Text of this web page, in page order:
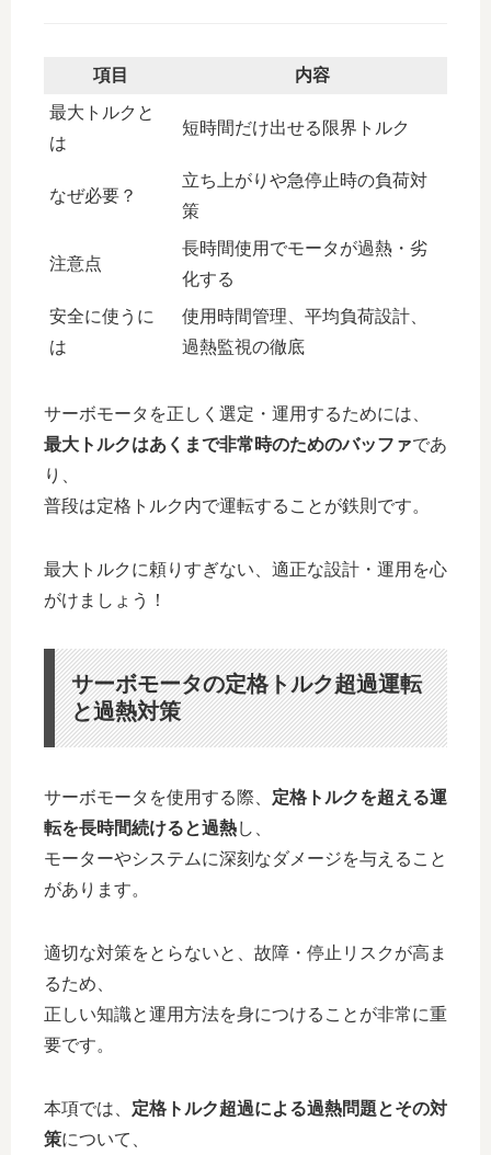
項目
内容
最大トルクと
は
短時間だけ出せる限界トルク
なぜ必要？
立ち上がりや急停止時の負荷対
策
注意点
長時間使用でモータが過熱・劣
化する
安全に使うに
は
使用時間管理、平均負荷設計、
過熱監視の徹底
サーボモータを正しく選定・運用するためには、
最大トルクはあくまで非常時のためのバッファであ
り、
普段は定格トルク内で運転することが鉄則です。
最大トルクに頼りすぎない、適正な設計・運用を心
がけましょう！
サーボモータの定格トルク超過運転
と過熱対策
サーボモータを使用する際、 定格トルクを超える運
転を長時間続けると過熱し、
モーターやシステムに深刻なダメージを与えること
があります。
適切な対策をとらないと、故障・停止リスクが高ま
るため、
正しい知識と運用方法を身につけることが非常に重
要です。
本項では、 定格トルク超過による過熱問題とその対
策について、